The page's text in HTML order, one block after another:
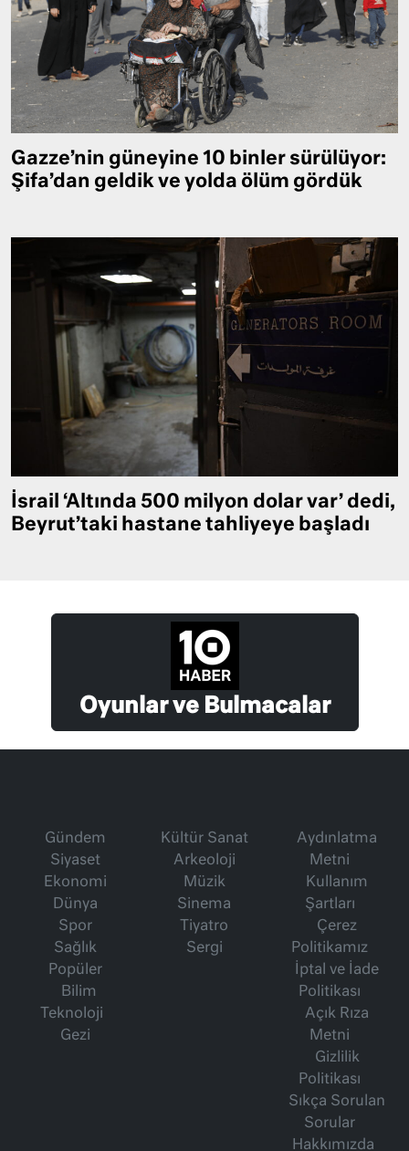
Gazze’nin güneyine 10 binler sürülüyor:
Şifa’dan geldik ve yolda ölüm gördük
İsrail ‘Altında 500 milyon dolar var’ dedi,
Beyrut’taki hastane tahliyeye başladı
Oyunlar ve Bulmacalar
Gündem
Siyaset
Ekonomi
Dünya
Spor
Sağlık
Popüler
Bilim
Teknoloji
Gezi
Kültür Sanat
Arkeoloji
Müzik
Sinema
Tiyatro
Sergi
Aydınlatma
Metni
Kullanım
Şartları
Çerez
Politikamız
İptal ve İade
Politikası
Açık Rıza
Metni
Gizlilik
Politikası
Sıkça Sorulan
Sorular
Hakkımızda